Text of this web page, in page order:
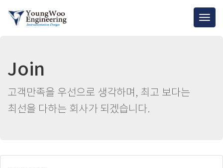
Join
고객만족을 우선으로 생각하며, 최고 보다는
최선을 다하는 회사가 되겠습니다.